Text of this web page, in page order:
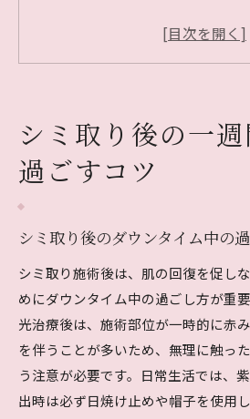
シミ取り後1週間のセルフ
シミ取りの経過を知って
ごし方
シミ取り後におすすめの隠
ダウンタイムや回復の流れを
シミ取りのダウンタイム
シミ取り回復の流れと1週
シミ取りレーザーの経過
シミ取り後に現れるかさ
シミ取りの回復中にトラ
仕事復帰のためのシミ取り週間
シミ取り後の一
過ごすコツ
シミ取り後のダウンタイム中の
シミ取り施術後は、肌の回復を促し
めにダウンタイム中の過ごし方が重
光治療後は、施術部位が一時的に赤
を伴うことが多いため、無理に触っ
う注意が必要です。日常生活では、
出時は必ず日焼け止めや帽子を使用し